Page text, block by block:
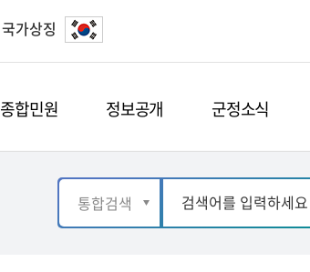
국가상징
종합민원 정보공개 군정소식